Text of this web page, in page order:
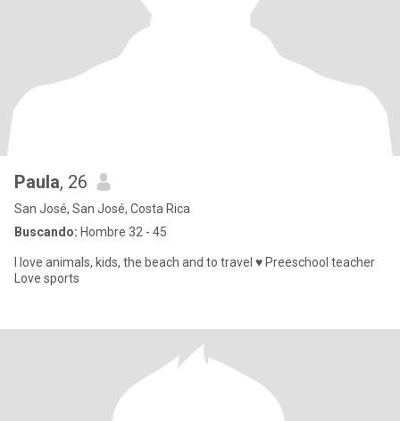
Paula, 26
San José, San José, Costa Rica
Buscando: Hombre 32 - 45
I love animals, kids, the beach and to travel ♥️ Preeschool teacher
Love sports